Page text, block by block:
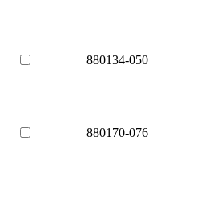
880134-050
880170-076